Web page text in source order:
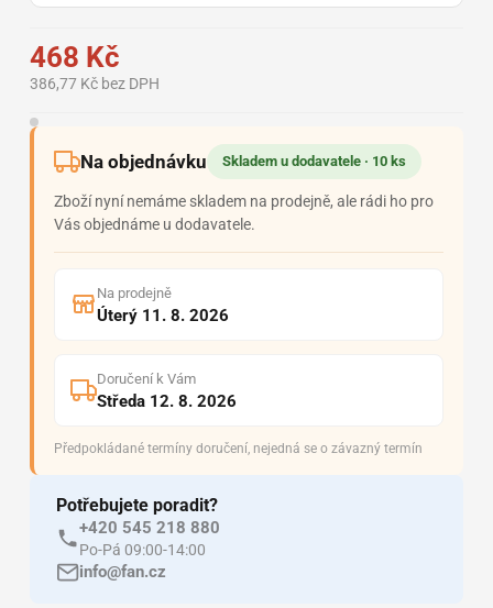
468 Kč
386,77 Kč bez DPH
Na objednávku Skladem u dodavatele · 10 ks
Zboží nyní nemáme skladem na prodejně, ale rádi ho pro
Vás objednáme u dodavatele.
Na prodejně
Úterý 11. 8. 2026
Doručení k Vám
Středa 12. 8. 2026
Předpokládané termíny doručení, nejedná se o závazný termín
Potřebujete poradit?
+420 545 218 880
Po-Pá 09:00-14:00
info@fan.cz